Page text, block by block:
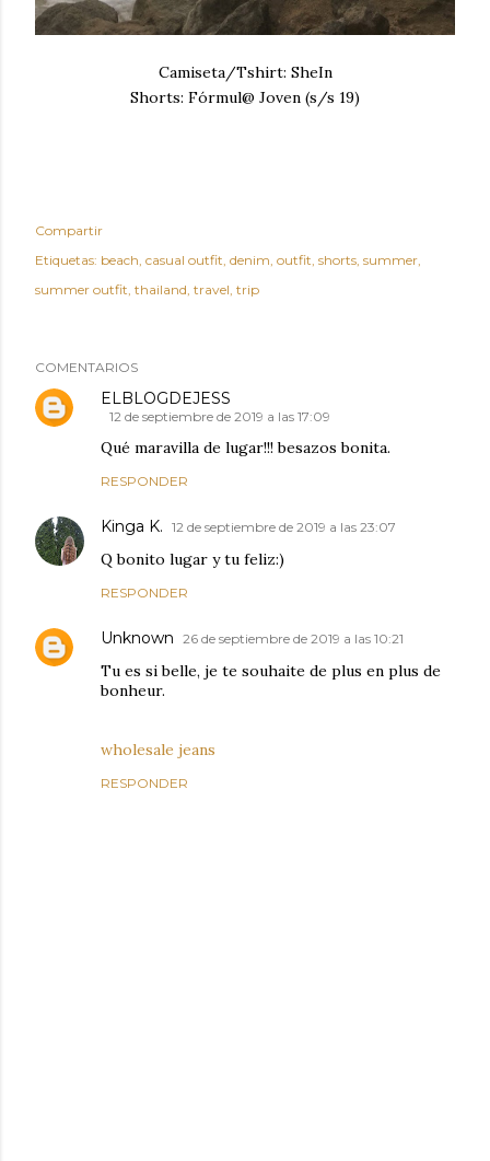
Camiseta/Tshirt: SheIn
Shorts: Fórmul@ Joven (s/s 19)
Compartir
Etiquetas: beach casual outfit denim outfit shorts summer
summer outfit thailand travel trip
COMENTARIOS
ELBLOGDEJESS
12 de septiembre de 2019 a las 17:09
Qué maravilla de lugar!!! besazos bonita.
RESPONDER
Kinga K. 12 de septiembre de 2019 a las 23:07
Q bonito lugar y tu feliz:)
RESPONDER
Unknown 26 de septiembre de 2019 a las 10:21
Tu es si belle, je te souhaite de plus en plus de
bonheur.
wholesale jeans
RESPONDER